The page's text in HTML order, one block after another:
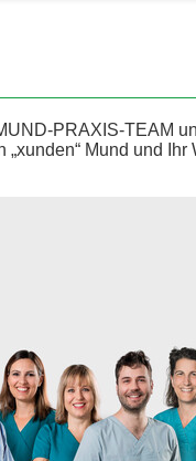
PRAXIS-TEAM
„xunden“ Mund und Ihr